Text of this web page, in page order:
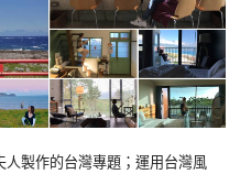
人製作的台灣專題；運用台灣風